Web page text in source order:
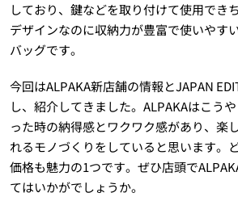
しており、鍵などを取り付けて使用でき
デザインなのに収納力が豊富で使いやす
バッグです。
今回はALPAKA新店舗の情報とJAPAN
し、紹介してきました。ALPAKAはこう
った時の納得感とワクワク感があり、楽
れるモノづくりをしていると思います。
価格も魅力の1つです。ぜひ店頭で
てはいかがでしょうか。